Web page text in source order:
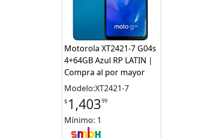
Motorola XT2421-7 G04s
4+64GB Azul RP LATIN |
Compra al por mayor
Modelo:XT2421-7
$ 1,40399
Mínimo: 1